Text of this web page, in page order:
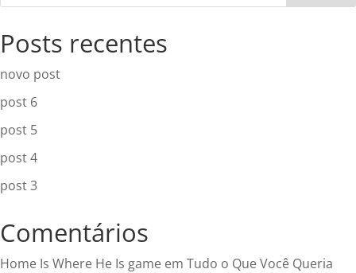
t
e
:
Posts recentes
novo post
post 6
post 5
post 4
post 3
Comentários
Home Is Where He Is game em Tudo o Que Você Queria